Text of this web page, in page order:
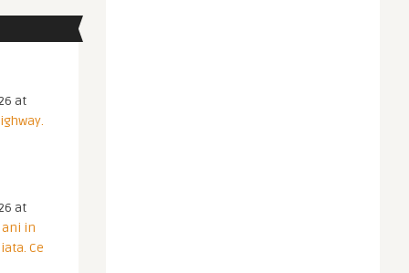
at
at
ani in
Ce